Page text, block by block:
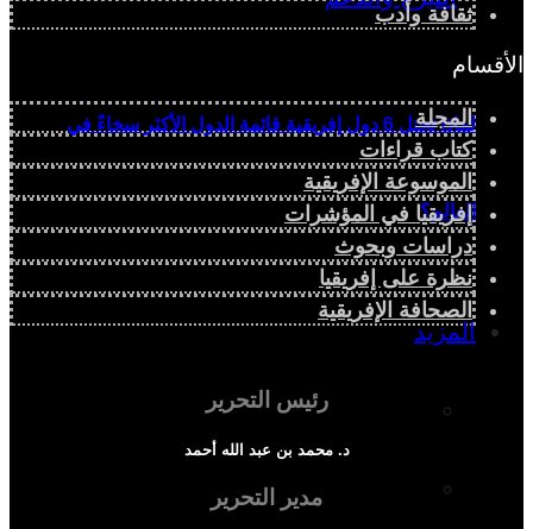
لماذا تحتل 6 دول إفريقية قائمة الدول الأكثر سخاءً في
العالم؟
المزيد
إفريقيا في المؤشرات
الحالة الدينية
ثقافة وأدب
الأقسام
المجلة
كتاب قراءات
الموسوعة الإفريقية
إفريقيا في المؤشرات
دراسات وبحوث
نظرة على إفريقيا
الصحافة الإفريقية
رئيس التحرير
د. محمد بن عبد الله أحمد
مدير التحرير